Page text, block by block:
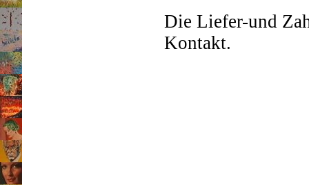
Die Liefer-und
Kontakt.